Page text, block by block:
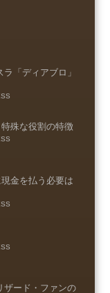
「ディアブロ」
殊な役割の特徴
金を払う必要は
ザード・ファンの